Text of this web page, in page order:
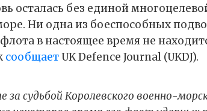
осталась без единой
Ни одна из боеспособных
в настоящее время не
сообщаетUK Defence Journal (UKDJ).
судьбой Королевского военно-